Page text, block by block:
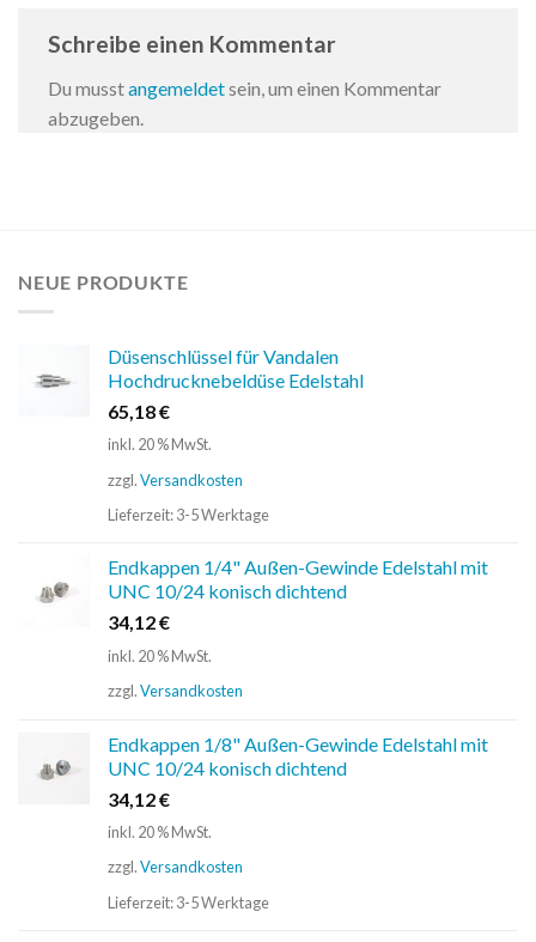
Schreibe einen Kommentar
Du musstangemeldetsein, um einen Kommentar
abzugeben.
NEUE PRODUKTE
Düsenschlüssel für Vandalen
Hochdrucknebeldüse Edelstahl
65,18€
inkl. 20 % MwSt.
zzgl.Versandkosten
Lieferzeit:3-5 Werktage
Endkappen 1/4" Außen-Gewinde Edelstahl mit
UNC 10/24 konisch dichtend
34,12€
inkl. 20 % MwSt.
zzgl.Versandkosten
Endkappen 1/8" Außen-Gewinde Edelstahl mit
UNC 10/24 konisch dichtend
34,12€
inkl. 20 % MwSt.
zzgl.Versandkosten
Lieferzeit:3-5 Werktage